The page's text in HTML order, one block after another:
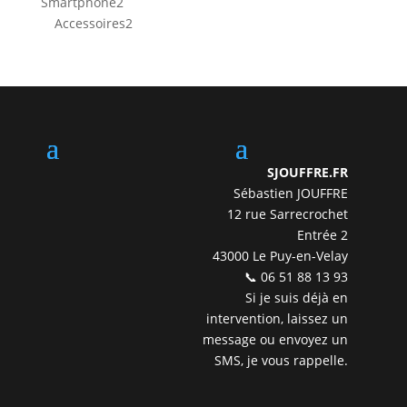
produits
Accessoires22
SJOUFFRE.FR
Sébastien JOUFFRE
12 rue Sarrecrochet
Entrée 2
43000 Le Puy-en-Velay
📞 06 51 88 13 93
Si je suis déjà en
intervention, laissez un
message ou envoyez un
SMS, je vous rappelle.